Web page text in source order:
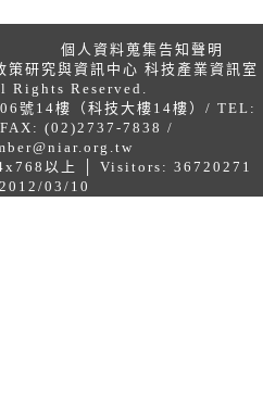
個人資料蒐集告知聲明
策研究與資訊中心 科技產業資訊室
Rights Reserved.
號14樓（科技大樓14樓）/ TEL:
(02)2737-7838 /
以上 │ Visitors: 36720271
03/10